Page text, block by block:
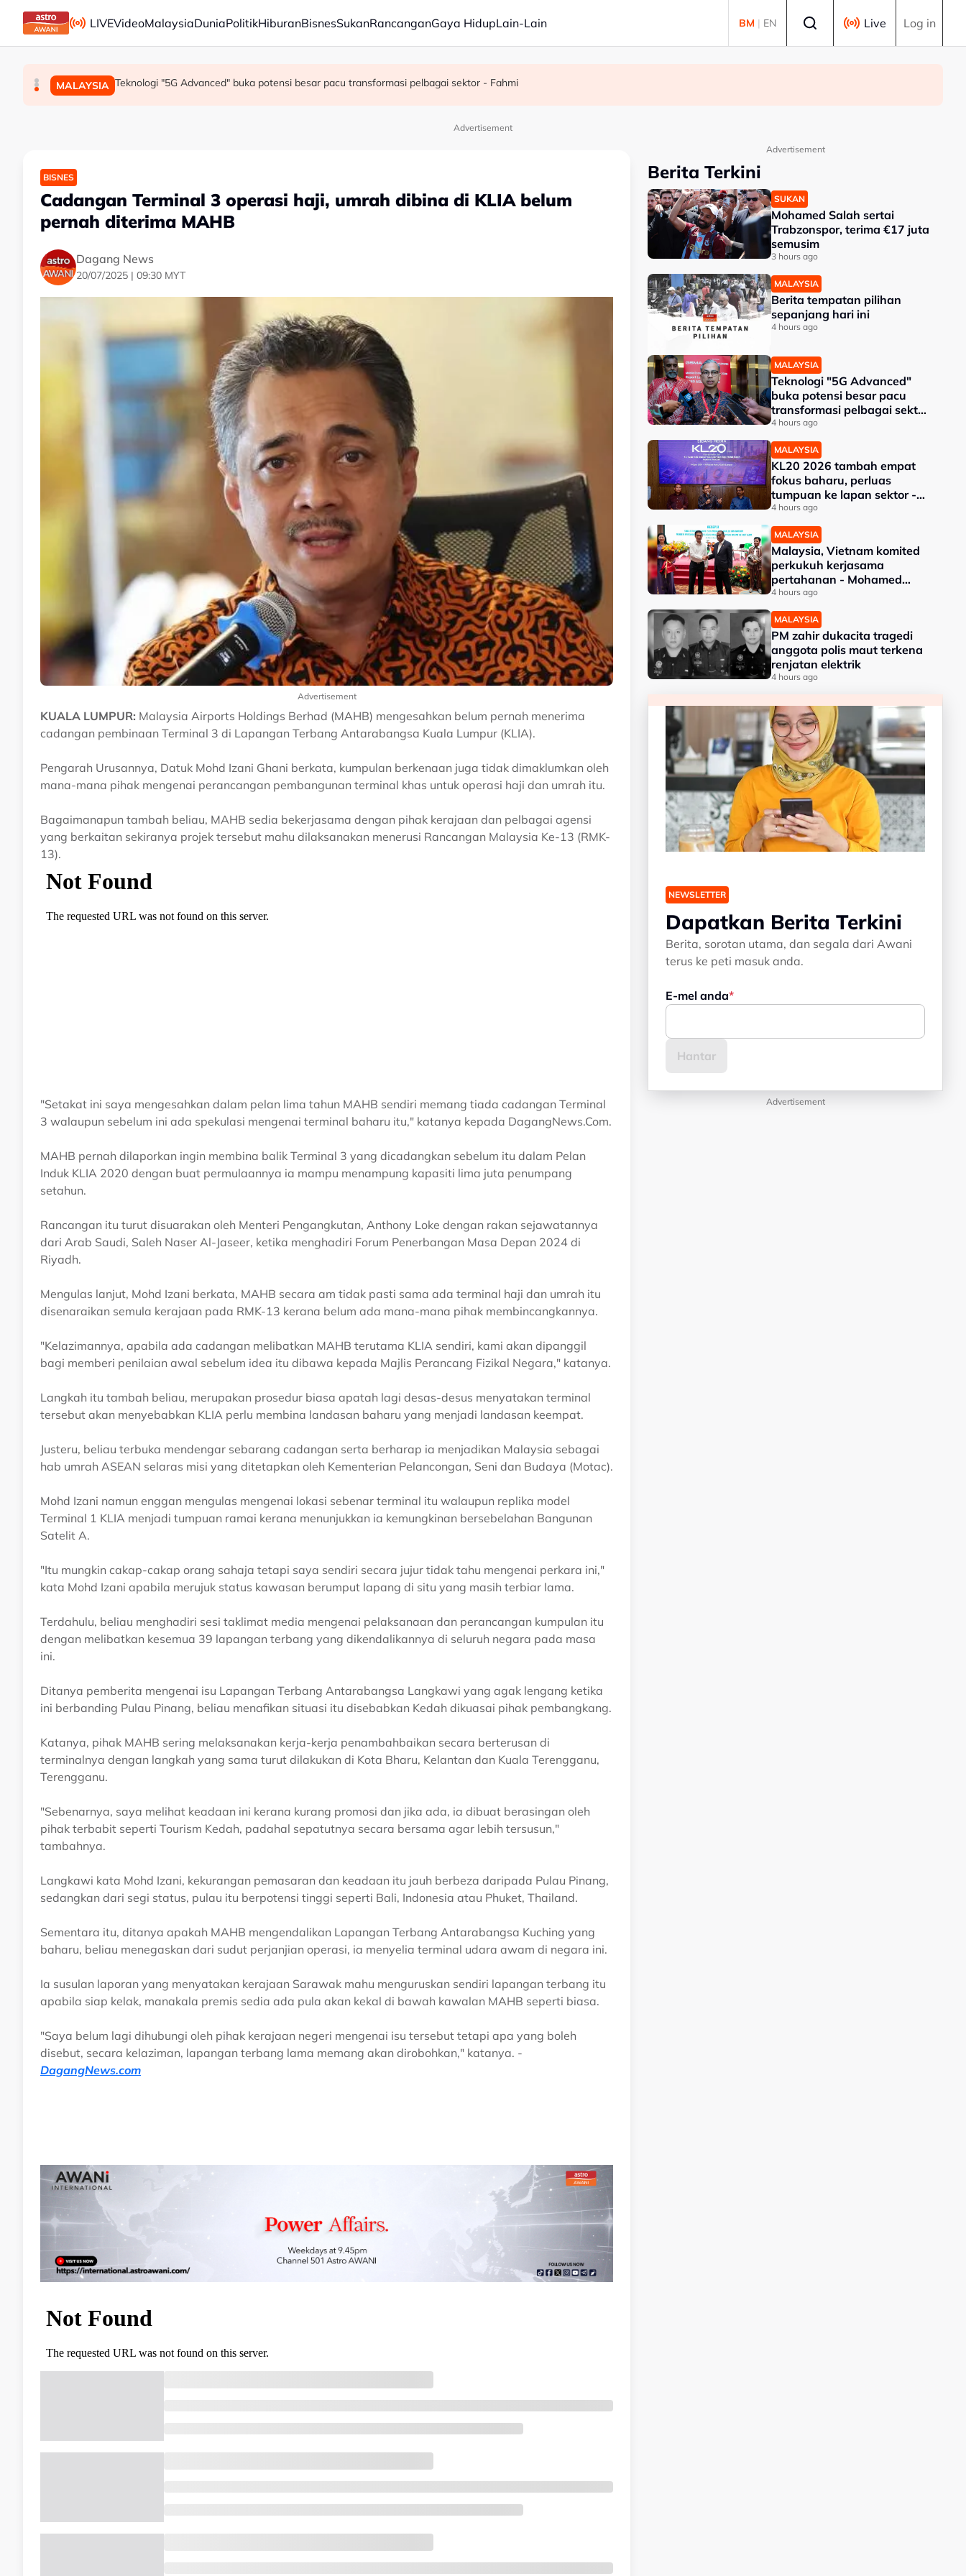
Skip to main content
LIVEVideoMalaysiaDuniaPolitikHiburanBisnesSukanRancanganGaya HidupLain-Lain BM | EN Live Log in
MALAYSIA Berita tempatan pilihan sepanjang hari ini
MALAYSIA Teknologi "5G Advanced" buka potensi besar pacu transformasi pelbagai sektor - Fahmi
SUKAN Mohamed Salah sertai Trabzonspor, terima €17 juta semusim
Advertisement
BISNES
Cadangan Terminal 3 operasi haji, umrah dibina di KLIA belum
pernah diterima MAHB
Dagang News
20/07/2025 | 09:30 MYT
Advertisement
KUALA LUMPUR: Malaysia Airports Holdings Berhad (MAHB) mengesahkan belum pernah menerima
cadangan pembinaan Terminal 3 di Lapangan Terbang Antarabangsa Kuala Lumpur (KLIA).
Pengarah Urusannya, Datuk Mohd Izani Ghani berkata, kumpulan berkenaan juga tidak dimaklumkan oleh
mana-mana pihak mengenai perancangan pembangunan terminal khas untuk operasi haji dan umrah itu.
Bagaimanapun tambah beliau, MAHB sedia bekerjasama dengan pihak kerajaan dan pelbagai agensi
yang berkaitan sekiranya projek tersebut mahu dilaksanakan menerusi Rancangan Malaysia Ke-13 (RMK-
13).
"Setakat ini saya mengesahkan dalam pelan lima tahun MAHB sendiri memang tiada cadangan Terminal
3 walaupun sebelum ini ada spekulasi mengenai terminal baharu itu," katanya kepada DagangNews.Com.
MAHB pernah dilaporkan ingin membina balik Terminal 3 yang dicadangkan sebelum itu dalam Pelan
Induk KLIA 2020 dengan buat permulaannya ia mampu menampung kapasiti lima juta penumpang
setahun.
Rancangan itu turut disuarakan oleh Menteri Pengangkutan, Anthony Loke dengan rakan sejawatannya
dari Arab Saudi, Saleh Naser Al-Jaseer, ketika menghadiri Forum Penerbangan Masa Depan 2024 di
Riyadh.
Mengulas lanjut, Mohd Izani berkata, MAHB secara am tidak pasti sama ada terminal haji dan umrah itu
disenaraikan semula kerajaan pada RMK-13 kerana belum ada mana-mana pihak membincangkannya.
"Kelazimannya, apabila ada cadangan melibatkan MAHB terutama KLIA sendiri, kami akan dipanggil
bagi memberi penilaian awal sebelum idea itu dibawa kepada Majlis Perancang Fizikal Negara," katanya.
Langkah itu tambah beliau, merupakan prosedur biasa apatah lagi desas-desus menyatakan terminal
tersebut akan menyebabkan KLIA perlu membina landasan baharu yang menjadi landasan keempat.
Justeru, beliau terbuka mendengar sebarang cadangan serta berharap ia menjadikan Malaysia sebagai
hab umrah ASEAN selaras misi yang ditetapkan oleh Kementerian Pelancongan, Seni dan Budaya (Motac).
Mohd Izani namun enggan mengulas mengenai lokasi sebenar terminal itu walaupun replika model
Terminal 1 KLIA menjadi tumpuan ramai kerana menunjukkan ia kemungkinan bersebelahan Bangunan
Satelit A.
"Itu mungkin cakap-cakap orang sahaja tetapi saya sendiri secara jujur tidak tahu mengenai perkara ini,"
kata Mohd Izani apabila merujuk status kawasan berumput lapang di situ yang masih terbiar lama.
Terdahulu, beliau menghadiri sesi taklimat media mengenai pelaksanaan dan perancangan kumpulan itu
dengan melibatkan kesemua 39 lapangan terbang yang dikendalikannya di seluruh negara pada masa
ini.
Ditanya pemberita mengenai isu Lapangan Terbang Antarabangsa Langkawi yang agak lengang ketika
ini berbanding Pulau Pinang, beliau menafikan situasi itu disebabkan Kedah dikuasai pihak pembangkang.
Katanya, pihak MAHB sering melaksanakan kerja-kerja penambahbaikan secara berterusan di
terminalnya dengan langkah yang sama turut dilakukan di Kota Bharu, Kelantan dan Kuala Terengganu,
Terengganu.
"Sebenarnya, saya melihat keadaan ini kerana kurang promosi dan jika ada, ia dibuat berasingan oleh
pihak terbabit seperti Tourism Kedah, padahal sepatutnya secara bersama agar lebih tersusun,"
tambahnya.
Langkawi kata Mohd Izani, kekurangan pemasaran dan keadaan itu jauh berbeza daripada Pulau Pinang,
sedangkan dari segi status, pulau itu berpotensi tinggi seperti Bali, Indonesia atau Phuket, Thailand.
Sementara itu, ditanya apakah MAHB mengendalikan Lapangan Terbang Antarabangsa Kuching yang
baharu, beliau menegaskan dari sudut perjanjian operasi, ia menyelia terminal udara awam di negara ini.
Ia susulan laporan yang menyatakan kerajaan Sarawak mahu menguruskan sendiri lapangan terbang itu
apabila siap kelak, manakala premis sedia ada pula akan kekal di bawah kawalan MAHB seperti biasa.
"Saya belum lagi dihubungi oleh pihak kerajaan negeri mengenai isu tersebut tetapi apa yang boleh
disebut, secara kelaziman, lapangan terbang lama memang akan dirobohkan," katanya. -
DagangNews.com
Advertisement
Berita Terkini
SUKAN
Mohamed Salah sertai
Trabzonspor, terima €17 juta
semusim
3 hours ago
MALAYSIA
Berita tempatan pilihan
sepanjang hari ini
4 hours ago
MALAYSIA
Teknologi "5G Advanced"
buka potensi besar pacu
transformasi pelbagai sektor
- Fahmi
4 hours ago
MALAYSIA
KL20 2026 tambah empat
fokus baharu, perluas
tumpuan ke lapan sektor -
Akmal Nasrullah
4 hours ago
MALAYSIA
Malaysia, Vietnam komited
perkukuh kerjasama
pertahanan - Mohamed
Khaled
4 hours ago
MALAYSIA
PM zahir dukacita tragedi
anggota polis maut terkena
renjatan elektrik
4 hours ago
NEWSLETTER
Dapatkan Berita Terkini
Berita, sorotan utama, dan segala dari Awani
terus ke peti masuk anda.
E-mel anda
Advertisement